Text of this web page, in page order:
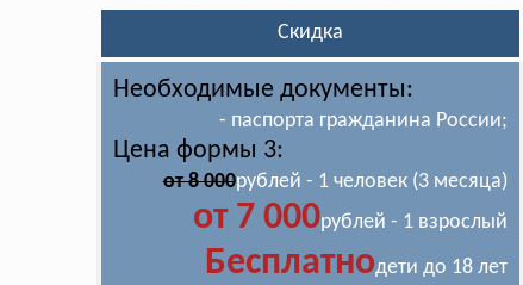
Скидка
Необходимые документы:
- паспорта гражданина России;
Цена формы 3:
от 8 000рублей - 1 человек (3 месяца)
от 7 000рублей - 1 взрослый
Бесплатнодети до 18 лет